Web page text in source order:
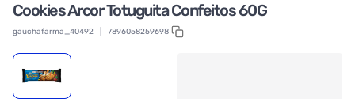
Cookies Arcor Totuguita Confeitos 60G
gauchafarma_40492 7896058259698